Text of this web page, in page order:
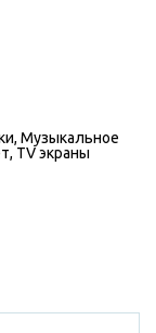
Музыкальное
TV экраны